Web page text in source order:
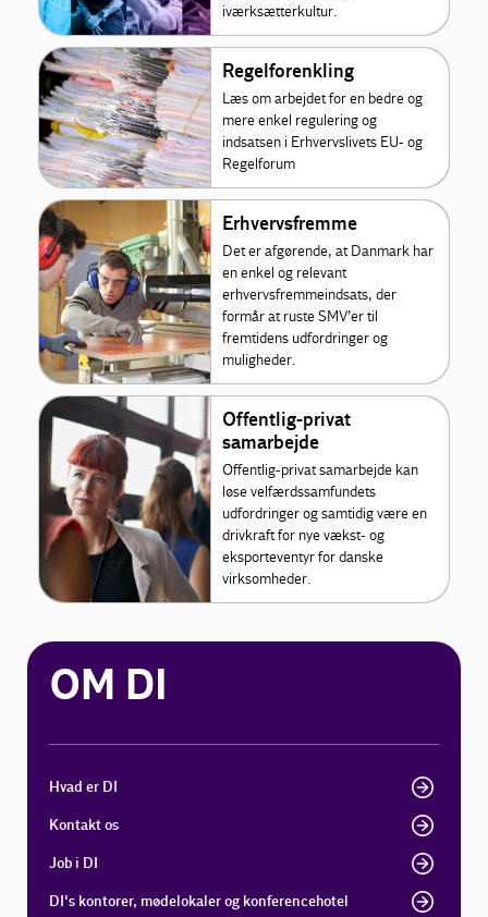
iværksætterkultur.
Regelforenkling
Læs om arbejdet for en bedre og
mere enkel regulering og
indsatsen i Erhvervslivets EU- og
Regelforum
Erhvervsfremme
Det er afgørende, at Danmark har
en enkel og relevant
erhvervsfremmeindsats, der
formår at ruste SMV’er til
fremtidens udfordringer og
muligheder.
Offentlig-privat
samarbejde
Offentlig-privat samarbejde kan
løse velfærdssamfundets
udfordringer og samtidig være en
drivkraft for nye vækst- og
eksporteventyr for danske
virksomheder.
OM DI
Hvad er DI
Kontakt os
Job i DI
DI's kontorer, mødelokaler og konferencehotel